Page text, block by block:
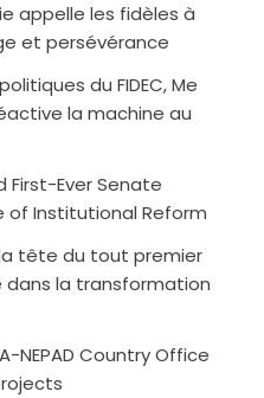
appelle les fidèles à
et persévérance
du FIDEC, Me
la machine au
First-Ever Senate
of Institutional Reform
tête du tout premier
dans la transformation
NEPAD Country Office